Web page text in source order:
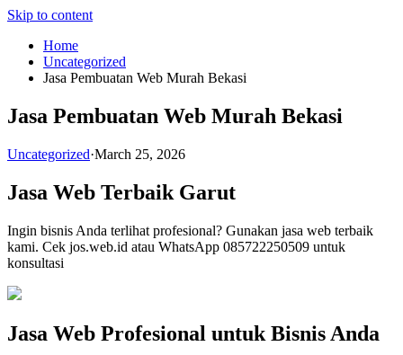
Skip to content
Home
Uncategorized
Jasa Pembuatan Web Murah Bekasi
Jasa Pembuatan Web Murah Bekasi
Uncategorized·March 25, 2026
Jasa Web Terbaik Garut
Ingin bisnis Anda terlihat profesional? Gunakan jasa web terbaik
kami. Cek jos.web.id atau WhatsApp 085722250509 untuk
konsultasi
Jasa Web Profesional untuk Bisnis Anda